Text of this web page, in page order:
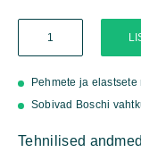
2tk.
130mm
kogus
Pehmete ja
Sobivad Boschi
Tehnilised andmed